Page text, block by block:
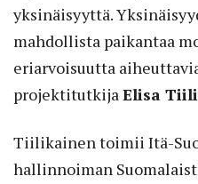
yksinäisyyttä.
mahdollista paikantaa
eriarvoisuutta
projektitutkijaElisa
Tiilikainen toimii Itä-
hallinnoiman